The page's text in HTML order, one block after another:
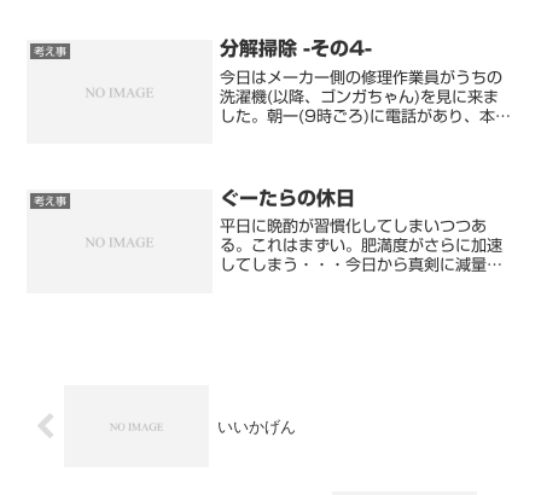
ると、飛沫対策としてのア...
考え事 分解掃除 -その4-
今日はメーカー側の修理作業員がうちの
洗濯機(以降、ゴンガちゃん)を見に来ま
した。朝一(9時ごろ)に電話があり、本日
童につ...
考え事 ぐーたらの休日
平日に晩酌が習慣化してしまいつつあ
る。これはまずい。肥満度がさらに加速
してしまう・・・今日から真剣に減量に
いいかげん